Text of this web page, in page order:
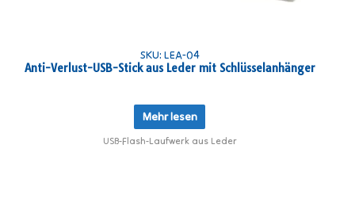
SKU: LEA-04
Anti-Verlust-USB-Stick aus Leder mit Schlüsselanhänger
Mehr lesen
USB-Flash-Laufwerk aus Leder